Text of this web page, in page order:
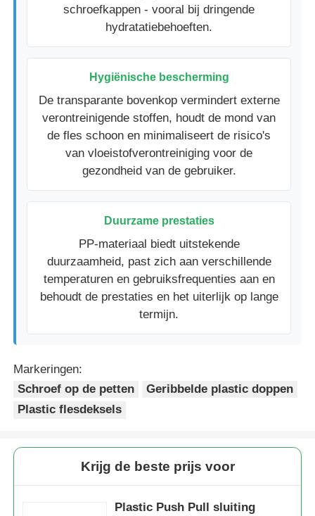
De Pomp van de stroopautomaat
Fijne Mistspuitbus
neusspuitbus
trekkerspuitbus
schroefkappen - vooral bij dringende
hydratatiebehoeften.
Hygiënische bescherming
De transparante bovenkop vermindert externe
verontreinigende stoffen, houdt de mond van
de fles schoon en minimaliseert de risico's
van vloeistofverontreiniging voor de
gezondheid van de gebruiker.
Duurzame prestaties
PP-materiaal biedt uitstekende
duurzaamheid, past zich aan verschillende
temperaturen en gebruiksfrequenties aan en
behoudt de prestaties en het uiterlijk op lange
termijn.
Markeringen:
Schroef op de petten
Geribbelde plastic doppen
Plastic flesdeksels
Krijg de beste prijs voor
Plastic Push Pull sluiting